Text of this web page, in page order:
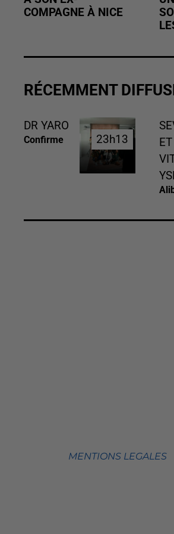
COMPAGNE À NICE
RÉCEMMENT
DR YARO
Confirme 23h13
23h13
MENTIONS LEGALES